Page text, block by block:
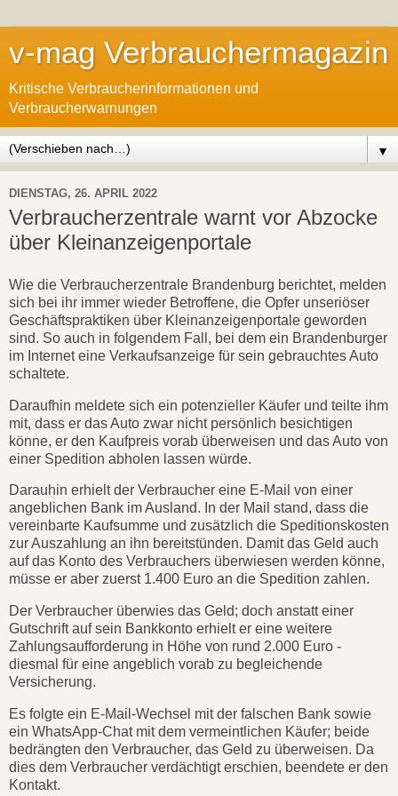
v-mag Verbrauchermagazin
Kritische Verbraucherinformationen und
Verbraucherwarnungen
▼
DIENSTAG, 26. APRIL 2022
Verbraucherzentrale warnt vor Abzocke
über Kleinanzeigenportale
Wie die Verbraucherzentrale Brandenburg berichtet, melden
sich bei ihr immer wieder Betroffene, die Opfer unseriöser
Geschäftspraktiken über Kleinanzeigenportale geworden
sind. So auch in folgendem Fall, bei dem ein Brandenburger
im Internet eine Verkaufsanzeige für sein gebrauchtes Auto
schaltete.
Daraufhin meldete sich ein potenzieller Käufer und teilte ihm
mit, dass er das Auto zwar nicht persönlich besichtigen
könne, er den Kaufpreis vorab überweisen und das Auto von
einer Spedition abholen lassen würde.
Darauhin erhielt der Verbraucher eine E-Mail von einer
angeblichen Bank im Ausland. In der Mail stand, dass die
vereinbarte Kaufsumme und zusätzlich die Speditionskosten
zur Auszahlung an ihn bereitstünden. Damit das Geld auch
auf das Konto des Verbrauchers überwiesen werden könne,
müsse er aber zuerst 1.400 Euro an die Spedition zahlen.
Der Verbraucher überwies das Geld; doch anstatt einer
Gutschrift auf sein Bankkonto erhielt er eine weitere
Zahlungsaufforderung in Höhe von rund 2.000 Euro -
diesmal für eine angeblich vorab zu begleichende
Versicherung.
Es folgte ein E-Mail-Wechsel mit der falschen Bank sowie
ein WhatsApp-Chat mit dem vermeintlichen Käufer; beide
bedrängten den Verbraucher, das Geld zu überweisen. Da
dies dem Verbraucher verdächtigt erschien, beendete er den
Kontakt.